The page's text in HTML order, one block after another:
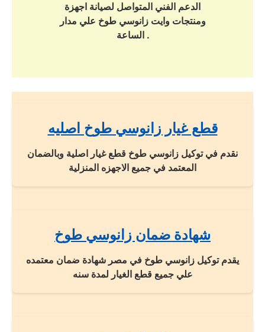
الدعم الفني المتواصل لصيانة اجهزة
ومنتجات وايت زانوسي طوخ علي مدار
الساعة .
قطع غيار زانوسي طوخ اصليه
نقدم في توكيل زانوسي طوخ قطع غيار اصلية وبالضمان
المعتمد في جميع الاجهزه المنزلية
شهادة ضمان زانوسي طوخ
يقدم توكيل زانوسي طوخ في مصر شهادة ضمان معتمده
علي جميع قطع الغيار لمدة سنه